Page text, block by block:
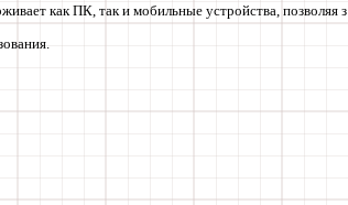
как ПК, так и мобильные устройства, позволяя з